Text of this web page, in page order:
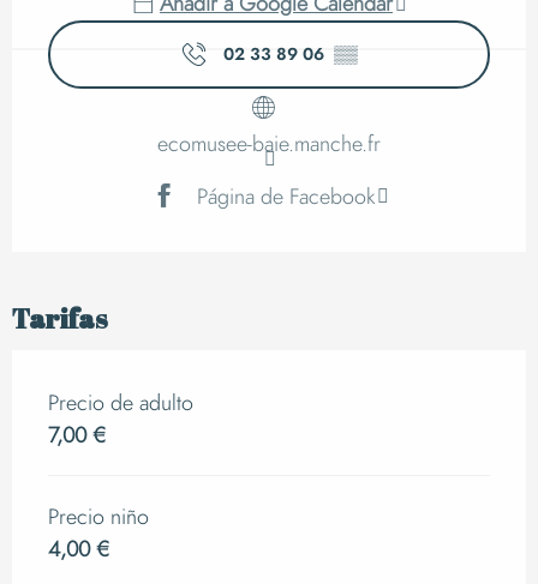
02 33 89 06 ▒▒
ecomusee-baie.manche.fr
Página de Facebook
Tarifas
Precio de adulto
7,00 €
Precio niño
4,00 €